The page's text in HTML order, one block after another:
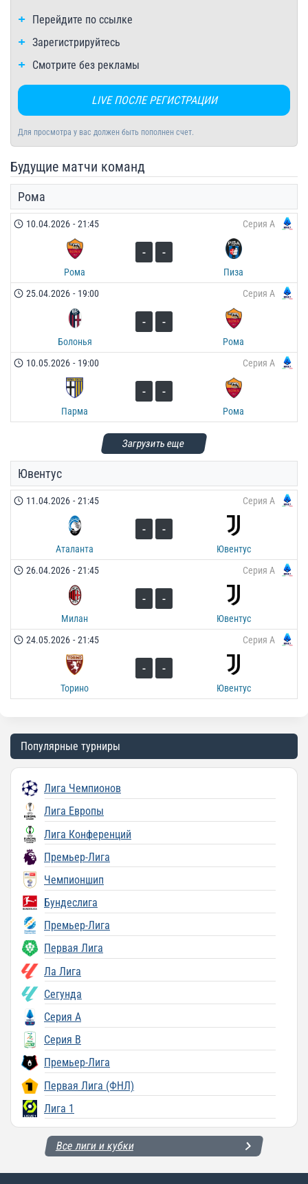
Перейдите по ссылке
Зарегистрируйтесь
Смотрите без рекламы
LIVE ПОСЛЕ РЕГИСТРАЦИИ
Для просмотра у вас должен быть пополнен счет.
Будущие матчи команд
Рома
Серия А
10.04.2026 - 21:45
Рома
- -
Пиза
Серия А
25.04.2026 - 19:00
Болонья
- -
Рома
Серия А
10.05.2026 - 19:00
Парма
- -
Рома
Загрузить еще
Ювентус
Серия А
11.04.2026 - 21:45
Аталанта
- -
Ювентус
Серия А
26.04.2026 - 21:45
Милан
- -
Ювентус
Серия А
24.05.2026 - 21:45
Торино
- -
Ювентус
Популярные турниры
Лига Чемпионов
Лига Европы
Лига Конференций
Премьер-Лига
Чемпионшип
Бундеслига
Премьер-Лига
Первая Лига
Ла Лига
Сегунда
Серия A
Серия B
Премьер-Лига
Первая Лига (ФНЛ)
Лига 1
Все лиги и кубки